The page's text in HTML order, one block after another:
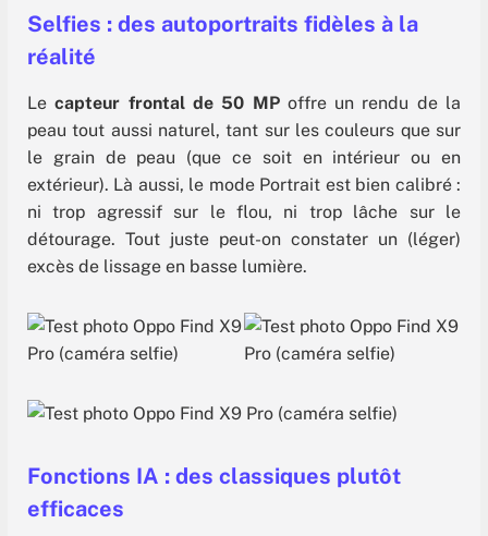
Selfies : des autoportraits fidèles à la
réalité
Lecapteur frontal de 50 MPoffre un rendu de la
peau tout aussi naturel, tant sur les couleurs que sur
le grain de peau (que ce soit en intérieur ou en
extérieur). Là aussi, le mode Portrait est bien calibré :
ni trop agressif sur le flou, ni trop lâche sur le
détourage. Tout juste peut-on constater un (léger)
excès de lissage en basse lumière.
Fonctions IA : des classiques plutôt
efficaces